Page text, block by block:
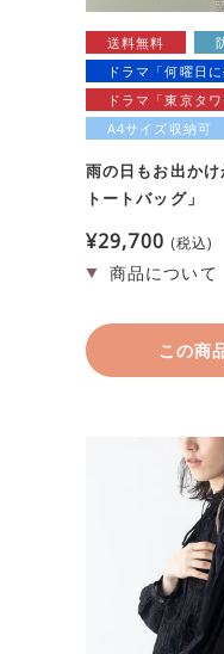
送料無料
ドラマ「何曜日
ドラマ「東京タワ
A4サイズ収納可
雨の日もお出か
トートバッグ」
¥29,700 税込
この商